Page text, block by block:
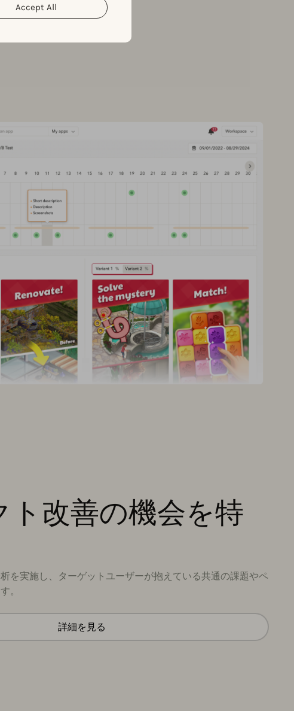
Accept All
ト改善の機会を特
を実施し、ターゲットユーザーが抱えている共通の課題やペ
。
詳細を見る